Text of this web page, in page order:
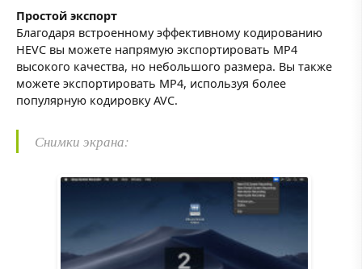
Простой экспорт
Благодаря встроенному эффективному кодированию
HEVC вы можете напрямую экспортировать MP4
высокого качества, но небольшого размера. Вы также
можете экспортировать MP4, используя более
популярную кодировку AVC.
Снимки экрана: